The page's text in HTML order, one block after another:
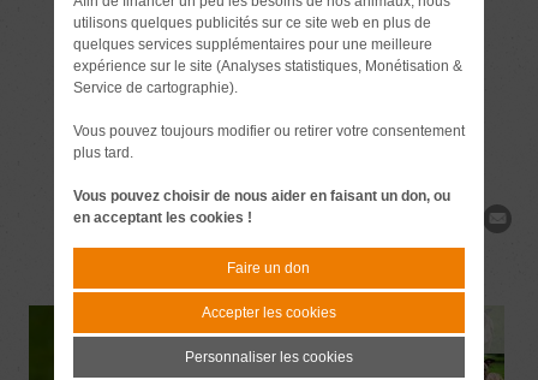
Demande de
renseignements
utilisons quelques publicités sur ce site web en plus de
quelques services supplémentaires pour une meilleure
expérience sur le site (Analyses statistiques, Monétisation &
Service de cartographie).
Vous pouvez toujours modifier ou retirer votre consentement
plus tard.
Vous pouvez choisir de nous aider en faisant un don, ou
en acceptant les cookies !
Faire un don
Accepter les cookies
Personnaliser les cookies